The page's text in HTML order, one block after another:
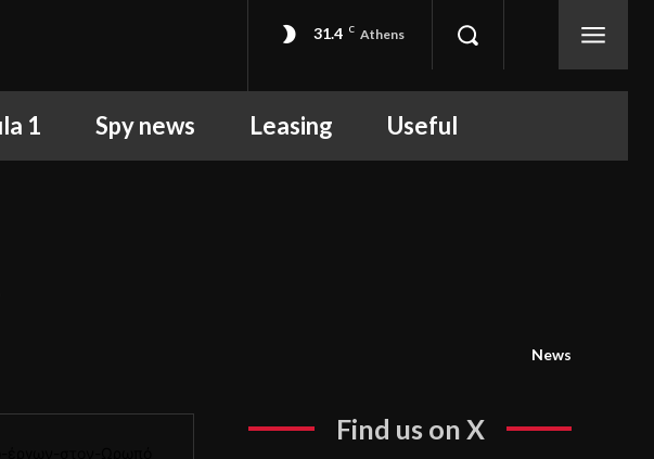
31.4 C Athens
1 Spy news Leasing Useful
News
Find us on X